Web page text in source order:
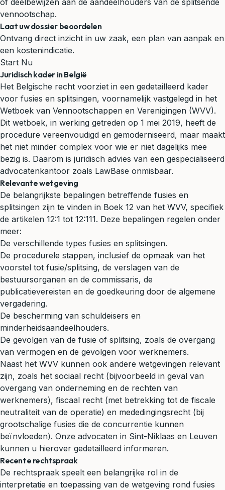
vennootschap.
Laat uw dossier beoordelen
Ontvang direct inzicht in uw zaak, een plan van aanpak en
een kostenindicatie.
Start Nu
Juridisch kader in België
Het Belgische recht voorziet in een gedetailleerd kader
voor fusies en splitsingen, voornamelijk vastgelegd in het
Wetboek van Vennootschappen en Verenigingen (WVV).
Dit wetboek, in werking getreden op 1 mei 2019, heeft de
procedure vereenvoudigd en gemoderniseerd, maar maakt
het niet minder complex voor wie er niet dagelijks mee
bezig is. Daarom is juridisch advies van een gespecialiseerd
advocatenkantoor zoals LawBase onmisbaar.
Relevante wetgeving
De belangrijkste bepalingen betreffende fusies en
splitsingen zijn te vinden in Boek 12 van het WVV, specifiek
de artikelen 12:1 tot 12:111. Deze bepalingen regelen onder
meer:
De verschillende types fusies en splitsingen.
De procedurele stappen, inclusief de opmaak van het
voorstel tot fusie/splitsing, de verslagen van de
bestuursorganen en de commissaris, de
publicatievereisten en de goedkeuring door de algemene
vergadering.
De bescherming van schuldeisers en
minderheidsaandeelhouders.
De gevolgen van de fusie of splitsing, zoals de overgang
van vermogen en de gevolgen voor werknemers.
Naast het WVV kunnen ook andere wetgevingen relevant
zijn, zoals het sociaal recht (bijvoorbeeld in geval van
overgang van onderneming en de rechten van
werknemers), fiscaal recht (met betrekking tot de fiscale
neutraliteit van de operatie) en mededingingsrecht (bij
grootschalige fusies die de concurrentie kunnen
beïnvloeden). Onze advocaten in Sint-Niklaas en Leuven
kunnen u hierover gedetailleerd informeren.
Recente rechtspraak
De rechtspraak speelt een belangrijke rol in de
interpretatie en toepassing van de wetgeving rond fusies